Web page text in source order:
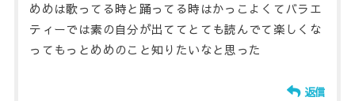
めめは歌ってる時と踊ってる時はかっこよくてバラエ
ティーでは素の自分が出ててとても読んでて楽しくな
ってもっとめめのこと知りたいなと思った
返信